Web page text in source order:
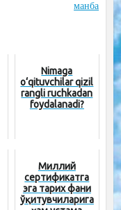
манба
Nimaga
o‘qituvchilar qizil
rangli ruchkadan
foydalanadi?
Миллий
сертификатга
эга тарих фани
ўқитувчиларига